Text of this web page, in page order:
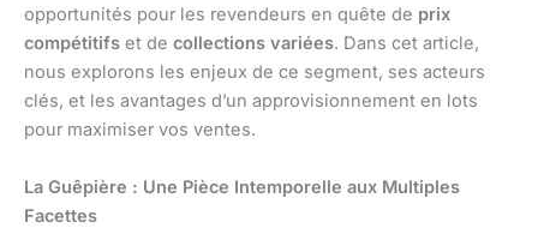
opportunités pour les revendeurs en quête de prix
compétitifs et de collections variées. Dans cet article,
nous explorons les enjeux de ce segment, ses acteurs
clés, et les avantages d’un approvisionnement en lots
pour maximiser vos ventes.
La Guêpière : Une Pièce Intemporelle aux Multiples
Facettes